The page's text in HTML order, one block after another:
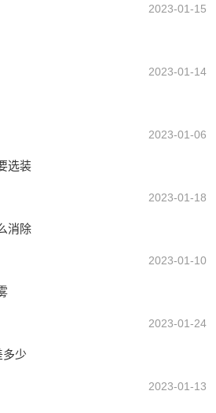
2023-01-15
2023-01-14
2023-01-06
选装
2023-01-18
消除
2023-01-10
2023-01-24
少
2023-01-13